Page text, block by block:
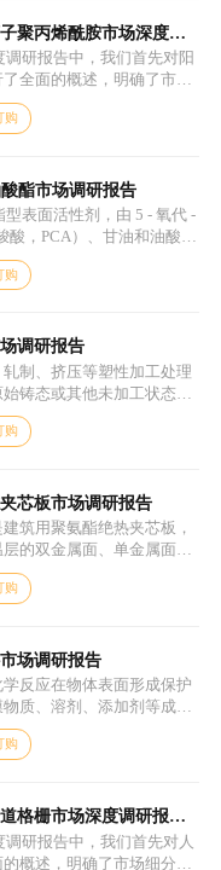
的蔬果（如胡萝卜、甜菜
水果。
聚丙烯酰胺市场深度调
前景分析
研报告中，我们首先对阳
全面的概述，明确了市场
分产品的定义与特点进行
应用场景及其客群洞察。
购
酯市场调研报告
表面活性剂，由 5 - 氧代 -
酸，PCA）、甘油和油酸通
为 5 - 氧代 - L - 脯氨酸 2 -
子式为 C26H45NO6，分
盐，再经过酸化、酯化等
结合，并引入 PCA 基团，
。
购
调研报告
制、挤压等塑性加工处理
铸态或其他未加工状态存
状或其他铸造成型的原始
程中形成的粗糙纹理或缺
度较低。
购
芯板市场调研报告
筑用聚氨酯绝热夹芯板，
的双金属面、单金属面或
购
场调研报告
反应在物体表面形成保护
质、溶剂、添加剂等成分
要成分，它在施工后通过
联反应等）形成连续的、
附着力、耐候性、耐腐蚀
购
格栅市场深度调研报
分析
研报告中，我们首先对人
概述，明确了市场细分与